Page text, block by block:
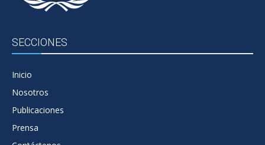
SECCIONES
Inicio
Nosotros
Publicaciones
Prensa